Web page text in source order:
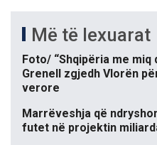
Më të lexuarat
Foto/ “Shqipëria me miq
Grenell zgjedh Vlorën
verore
Marrëveshja që
futet në projektin